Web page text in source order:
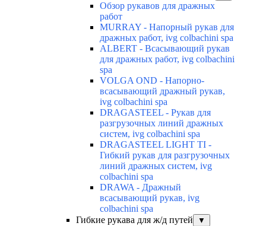
Обзор рукавов для дражных
работ
MURRAY - Напорный рукав для
дражных работ, ivg colbachini spa
ALBERT - Всасывающий рукав
для дражных работ, ivg colbachini
spa
VOLGA OND - Напорно-
всасывающий дражный рукав,
ivg colbachini spa
DRAGASTEEL - Рукав для
разгрузочных линий дражных
систем, ivg colbachini spa
DRAGASTEEL LIGHT TI -
Гибкий рукав для разгрузочных
линий дражных систем, ivg
colbachini spa
DRAWA - Дражный
всасывающий рукав, ivg
colbachini spa
Гибкие рукава для ж/д путей
▼